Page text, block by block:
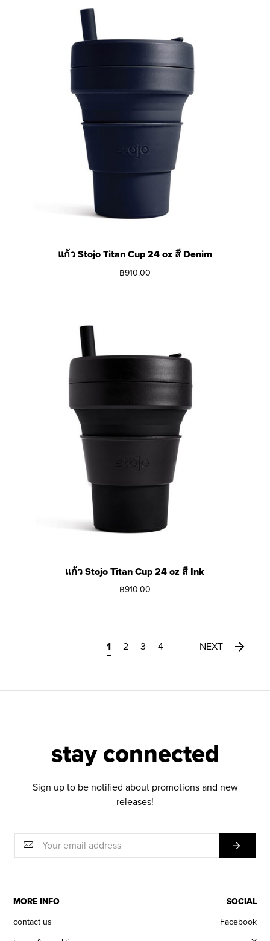
แก้ว Stojo Titan Cup 24 oz สี Denim
฿910.00
แก้ว Stojo Titan Cup 24 oz สี Ink
฿910.00
1 2 3 4 NEXT
stay connected
Sign up to be notified about promotions and new
releases!
MORE INFO
contact us
SOCIAL
Facebook